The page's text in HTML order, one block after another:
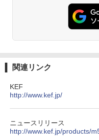
関連リンク
KEF
http://www.kef.jp/
ニュースリリース
http://www.kef.jp/products/